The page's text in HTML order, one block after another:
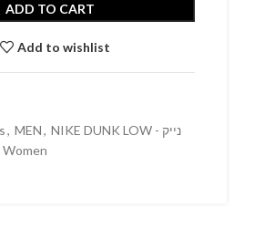
ADD TO CART
Add to wishlist
, MEN, NIKE DUNK LOW - נייק
Women